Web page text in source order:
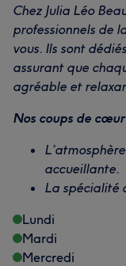
Chez Julia Léo
professionnels de
vous. Ils sont
assurant que
agréable et
Nos coups de
accueillante.
La spécialité
Lundi
Mardi
Mercredi